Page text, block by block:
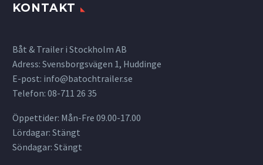
KONTAKT
Båt & Trailer i Stockholm AB
Adress: Svensborgsvägen 1, Huddinge
E-post: info@batochtrailer.se
Telefon: 08-711 26 35
Öppettider: Mån-Fre 09.00-17.00
Lördagar: Stängt
Söndagar: Stängt